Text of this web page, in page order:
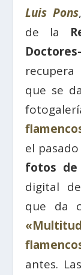
Luis Pons
de la
que se
el
fotos de
digital
que da
antes.